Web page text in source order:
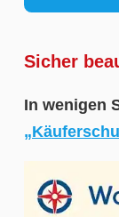
Sicher
In wenigen